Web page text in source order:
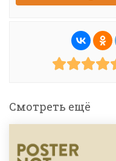
Смотреть ещё